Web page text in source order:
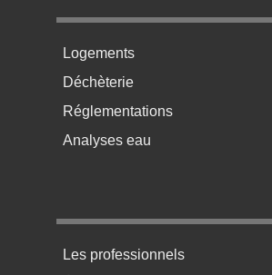
Menu pratique bas de page 2
Logements
Déchèterie
Réglementations
Analyses eau
Menu pratique bas de page 3
Les professionnels